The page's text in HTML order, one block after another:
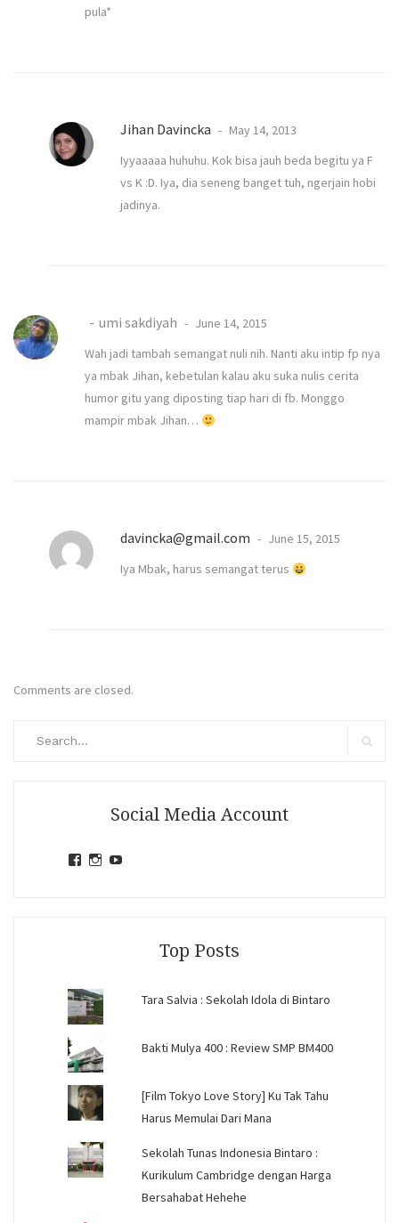
pula*
Jihan Davincka
May 14, 2013
Iyyaaaaa huhuhu. Kok bisa jauh beda begitu ya F
vs K :D. Iya, dia seneng banget tuh, ngerjain hobi
jadinya.
umi sakdiyah
June 14, 2015
Wah jadi tambah semangat nuli nih. Nanti aku intip fp nya
ya mbak Jihan, kebetulan kalau aku suka nulis cerita
humor gitu yang diposting tiap hari di fb. Monggo
mampir mbak Jihan…
davincka@gmail.com
June 15, 2015
Iya Mbak, harus semangat terus
Comments are closed.
Social Media Account
ViewView
Top Posts
Tara Salvia : Sekolah Idola di Bintaro
Bakti Mulya 400 : Review SMP BM400
[Film Tokyo Love Story] Ku Tak Tahu
Harus Memulai Dari Mana
Sekolah Tunas Indonesia Bintaro :
Kurikulum Cambridge dengan Harga
Bersahabat Hehehe